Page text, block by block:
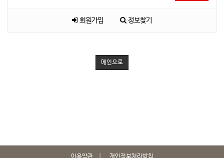
회원가입 정보찾기
메인으로
이용약관 개인정보처리방침